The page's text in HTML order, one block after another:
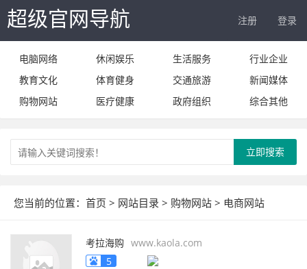
超级官网导航 注册 登录
电脑网络 休闲娱乐 生活服务
行业企业
教育文化
体育健身 交通旅游
新闻媒体
购物网站
医疗健康 政府组织 综合其他
立即搜索
您当前的位置： 首页 > 网站目录 > 购物网站 > 电商网站
考拉海购 www.kaola.com
5